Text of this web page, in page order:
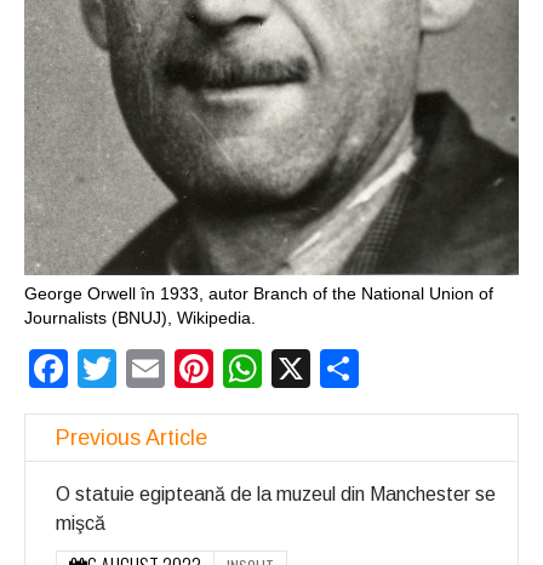
George Orwell în 1933, autor Branch of the National Union of
Journalists (BNUJ), Wikipedia.
Facebook
Twitter
EmailPinterest
WhatsApp
X
Previous Article
O statuie egipteană de la muzeul din Manchester se
mişcă